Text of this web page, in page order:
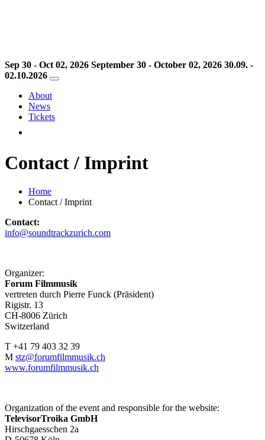
Sep 30 - Oct 02, 2026 September 30 - October 02, 2026 30.09. -
02.10.2026
About
News
Tickets
Contact / Imprint
Home
Contact / Imprint
Contact:
info@soundtrackzurich.com
Organizer:
Forum Filmmusik
vertreten durch Pierre Funck (Präsident)
Rigistr. 13
CH-8006 Zürich
Switzerland
T +41 79 403 32 39
M stz@forumfilmmusik.ch
www.forumfilmmusik.ch
Organization of the event and responsible for the website:
TelevisorTroika GmbH
Hirschgaesschen 2a